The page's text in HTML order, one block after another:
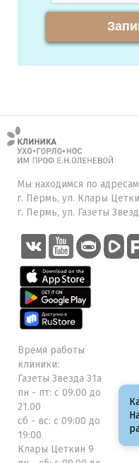
Мы находимся по
г. Пермь, ул. Клары
г. Пермь, ул. Газеты
Время работы
клиники:
Газеты Звезда 31а
пн - пт: с 09.00 до
21.00
сб - вс: с 09:00 до
19:00
Клары Цеткин 9